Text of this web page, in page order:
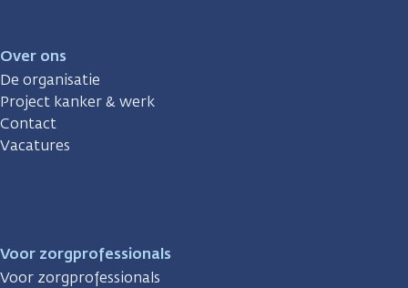
Over ons
De organisatie
Project kanker & werk
Contact
Vacatures
Voor zorgprofessionals
Voor zorgprofessionals